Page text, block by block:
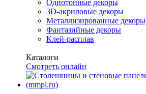
Однотонные декоры
3D-акриловые декоры
Металлизированные декоры
Фантазийные декоры
Клей-расплав
Каталоги
Смотреть онлайн